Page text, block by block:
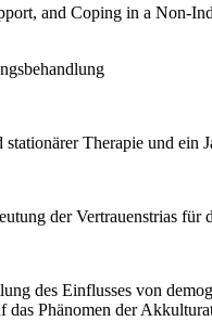
and Coping in a Non-
Therapie und ein
der Vertrauenstrias für
des Einflusses von
Phänomen der